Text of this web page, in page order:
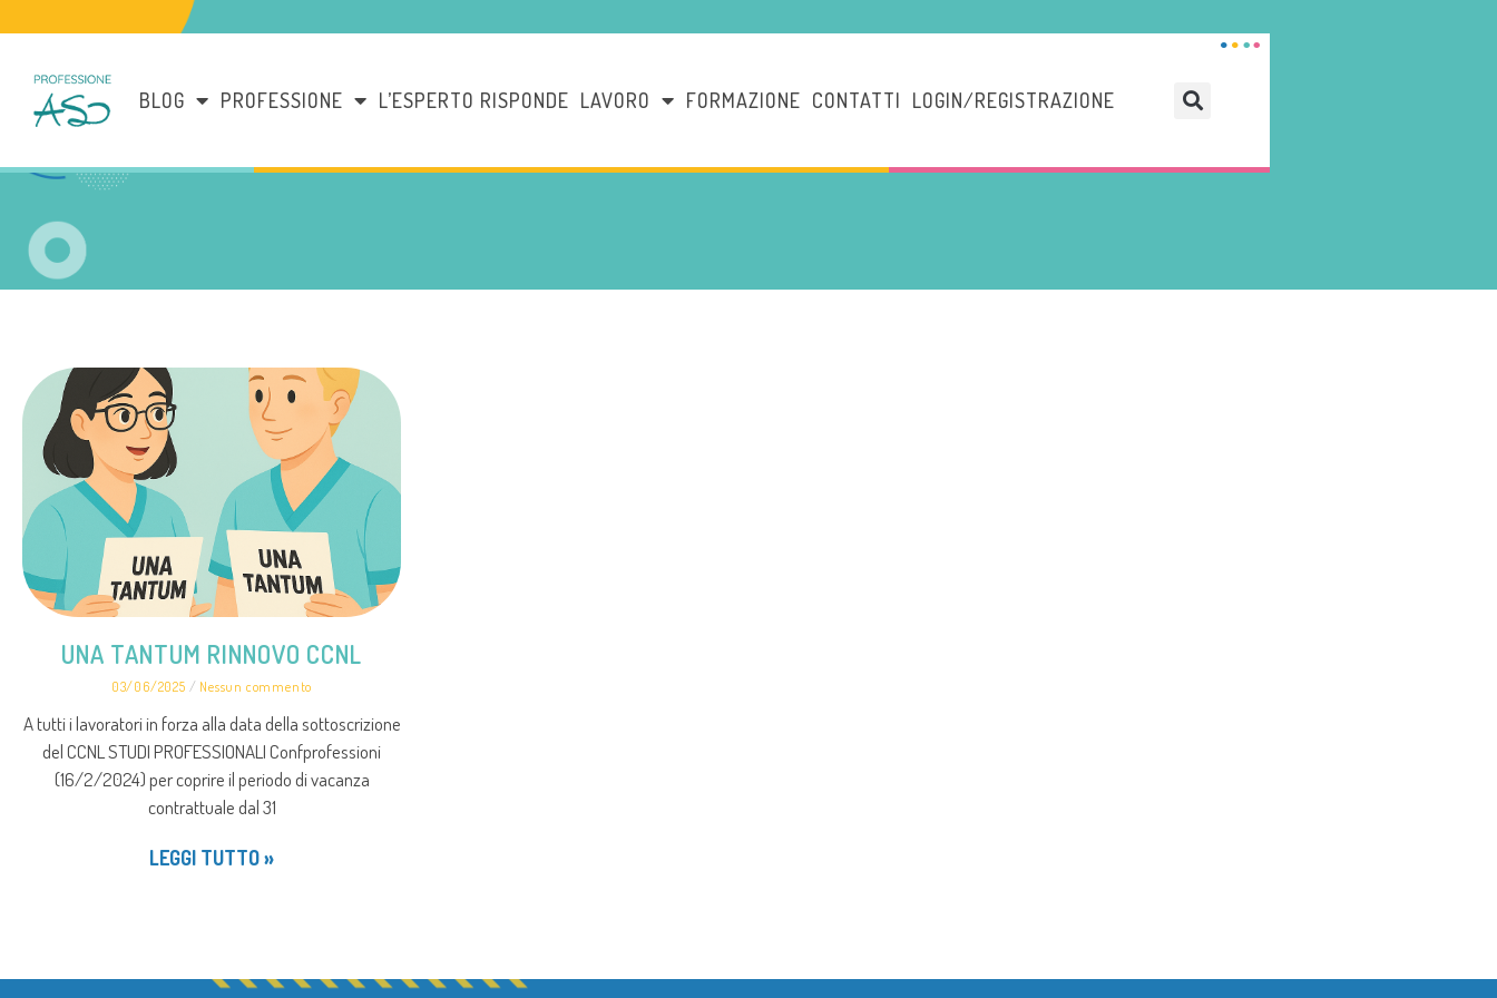
BLOG PROFESSIONE L’ESPERTO RISPONDE LAVORO FORMAZIONE CONTATTI LOGIN/REGISTRAZIONE
UNA TANTUM RINNOVO CCNL
03/06/2025 Nessun commento
A tutti i lavoratori in forza alla data della sottoscrizione
del CCNL STUDI PROFESSIONALI Confprofessioni
(16/2/2024) per coprire il periodo di vacanza
contrattuale dal 31
LEGGI TUTTO »